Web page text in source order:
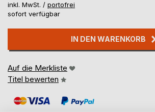
inkl. MwSt. / portofrei
sofort verfügbar
IN DEN WARENKORB
Auf die Merkliste
Titel bewerten